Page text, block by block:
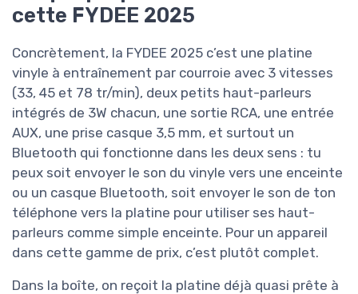
cette FYDEE 2025
Concrètement, la FYDEE 2025 c’est une platine
vinyle à entraînement par courroie avec 3 vitesses
(33, 45 et 78 tr/min), deux petits haut-parleurs
intégrés de 3W chacun, une sortie RCA, une entrée
AUX, une prise casque 3,5 mm, et surtout un
Bluetooth qui fonctionne dans les deux sens : tu
peux soit envoyer le son du vinyle vers une enceinte
ou un casque Bluetooth, soit envoyer le son de ton
téléphone vers la platine pour utiliser ses haut-
parleurs comme simple enceinte. Pour un appareil
dans cette gamme de prix, c’est plutôt complet.
Dans la boîte, on reçoit la platine déjà quasi prête à